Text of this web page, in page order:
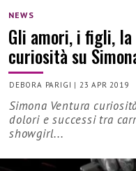
NEWS
Gli amori, i figli,
curiosità su
DEBORA PARIGI | 23 APR 2019
Simona Ventura
dolori e successi tra
showgirl...